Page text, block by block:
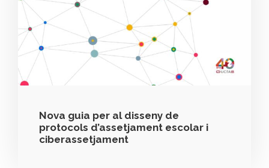
Nova guia per al disseny de
protocols d’assetjament escolar i
ciberassetjament